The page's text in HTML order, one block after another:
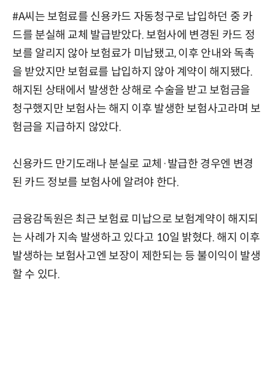
#A씨는 보험료를 신용카드 자동청구로 납입하던 중 카
드를 분실해 교체 발급받았다. 보험사에 변경된 카드 정
보를 알리지 않아 보험료가 미납됐고, 이후 안내와 독촉
을 받았지만 보험료를 납입하지 않아 계약이 해지됐다.
해지된 상태에서 발생한 상해로 수술을 받고 보험금을
청구했지만 보험사는 해지 이후 발생한 보험사고라며 보
험금을 지급하지 않았다.
신용카드 만기도래나 분실로 교체·발급한 경우엔 변경
된 카드 정보를 보험사에 알려야 한다.
금융감독원은 최근 보험료 미납으로 보험계약이 해지되
는 사례가 지속 발생하고 있다고 10일 밝혔다. 해지 이후
발생하는 보험사고엔 보장이 제한되는 등 불이익이 발생
할 수 있다.